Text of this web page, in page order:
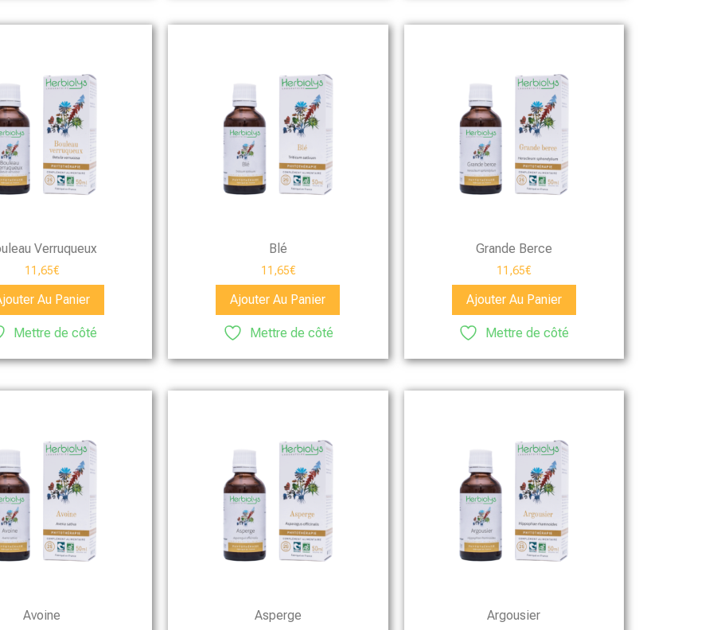
Verruqueux
11,65€
Au Panier
Mettre de côté
Blé
11,65€
Ajouter Au Panier
Mettre de côté
Grande Berce
11,65€
Ajouter Au Panier
Mettre de côté
Avoine Asperge Argousier